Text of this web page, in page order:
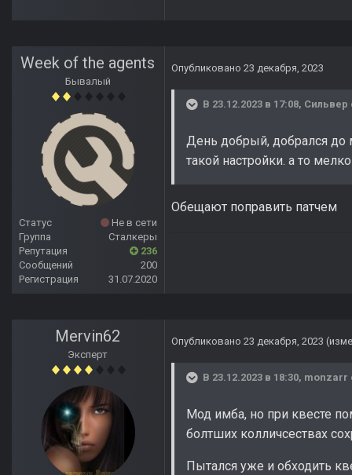
Week of the agents
Бывалый
Статус
Не в сети
Группа
Сталкеры
Репутация
236
Сообщений
200
Регистрация
31.07.2020
Опубликовано 23 декабря, 2023
В 23.12.2023 в 17:08, Сильвер
День добрый, добрался до
такой настройки. а то
Обещают поправить патчем
Mervin62
Эксперт
Опубликовано 23 декабря, 2023
В 23.12.2023 в 18:30, monzarr
Мод имба, но при квесте
болтших колличсествах
Пытался уже и обходить